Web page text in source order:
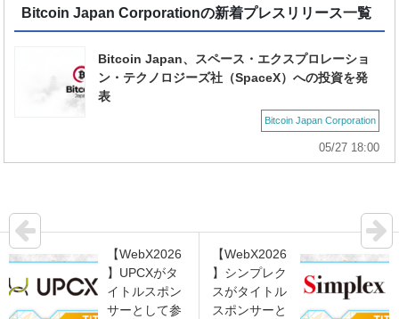
Bitcoin Japan Corporationの新着プレスリリース一覧
Bitcoin Japan、スペース・エクスプロレーショ
ン・テクノロジーズ社（SpaceX）への投資を発
表
Bitcoin Japan Corporation
05/27 18:00
【WebX2026
】UPCXがタ
イトルスポン
サーとして参
【WebX2026
】シンプレク
スがタイトル
スポンサーと